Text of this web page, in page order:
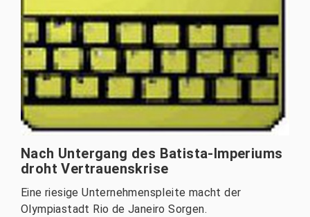
Nach Untergang des Batista-Imperiums
droht Vertrauenskrise
Eine riesige Unternehmenspleite macht der
Olympiastadt Rio de Janeiro Sorgen.